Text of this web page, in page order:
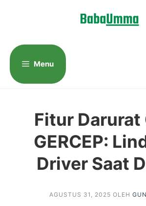
Menu
Fitur Darurat
GERCEP:
Driver Saat
AGUSTUS 31, 2025 OLEH